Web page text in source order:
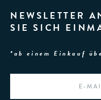
NEWSLETTER
SIE SICH
*ab einem Einkauf